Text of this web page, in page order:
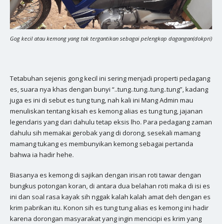
Gog kecil atau kemong yang tak tergantikan sebagai pelengkap dagangan(dokpri)
Tetabuhan sejenis gong kecil ini sering menjadi properti pedagang
es, suara nya khas dengan bunyi “..tung..tung..tung..tung”, kadang
juga es ini di sebut es tung tung, nah kali ini Mang Admin mau
menuliskan tentang kisah es kemong alias es tung tung, jajanan
legendaris yang dari dahulu tetap eksis lho. Para pedagang zaman
dahulu sih memakai gerobak yang di dorong, sesekali mamang
mamang tukang es membunyikan kemong sebagai pertanda
bahwa ia hadir hehe.
Biasanya es kemong di sajikan dengan irisan roti tawar dengan
bungkus potongan koran, di antara dua belahan roti maka di isi es
ini dan soal rasa kayak sih nggak kalah kalah amat deh dengan es
krim pabrikan itu. Konon sih es tung tung alias es kemong ini hadir
karena dorongan masyarakat yang ingin mencicipi es krim yang